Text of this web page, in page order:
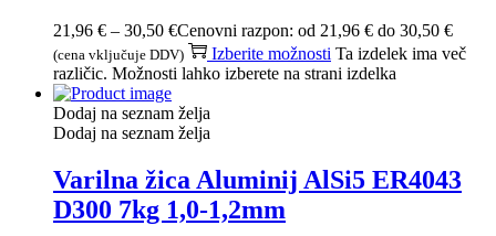
21,96 € – 30,50 €Cenovni razpon: od 21,96 € do 30,50 €
(cena vključuje DDV) Izberite možnosti Ta izdelek ima več
različic. Možnosti lahko izberete na strani izdelka
Dodaj na seznam želja
Dodaj na seznam želja
Varilna žica Aluminij AlSi5 ER4043
D300 7kg 1,0-1,2mm